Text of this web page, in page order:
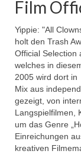
Film
Yippie: "All
holt den Trash
Official Selection
welches in
2005 wird dort
Mix aus
gezeigt, von
Langspielfilmen,
um das Genre
Einreichungen
kreativen